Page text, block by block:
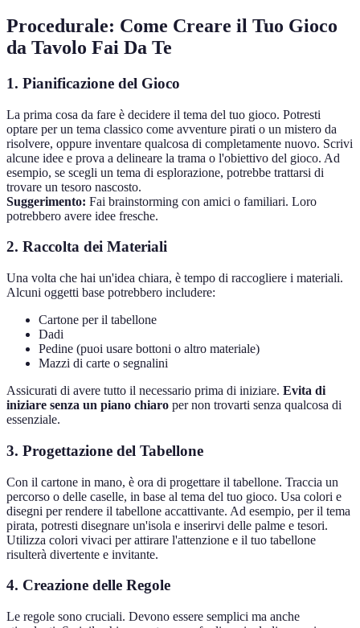
Procedurale: Come Creare il Tuo Gioco
da Tavolo Fai Da Te
1. Pianificazione del Gioco
La prima cosa da fare è decidere il tema del tuo gioco. Potresti
optare per un tema classico come avventure pirati o un mistero da
risolvere, oppure inventare qualcosa di completamente nuovo. Scrivi
alcune idee e prova a delineare la trama o l'obiettivo del gioco. Ad
esempio, se scegli un tema di esplorazione, potrebbe trattarsi di
trovare un tesoro nascosto.
Suggerimento: Fai brainstorming con amici o familiari. Loro
potrebbero avere idee fresche.
2. Raccolta dei Materiali
Una volta che hai un'idea chiara, è tempo di raccogliere i materiali.
Alcuni oggetti base potrebbero includere:
Cartone per il tabellone
Dadi
Pedine (puoi usare bottoni o altro materiale)
Mazzi di carte o segnalini
Assicurati di avere tutto il necessario prima di iniziare. Evita di
iniziare senza un piano chiaro per non trovarti senza qualcosa di
essenziale.
3. Progettazione del Tabellone
Con il cartone in mano, è ora di progettare il tabellone. Traccia un
percorso o delle caselle, in base al tema del tuo gioco. Usa colori e
disegni per rendere il tabellone accattivante. Ad esempio, per il tema
pirata, potresti disegnare un'isola e inserirvi delle palme e tesori.
Utilizza colori vivaci per attirare l'attenzione e il tuo tabellone
risulterà divertente e invitante.
4. Creazione delle Regole
Le regole sono cruciali. Devono essere semplici ma anche